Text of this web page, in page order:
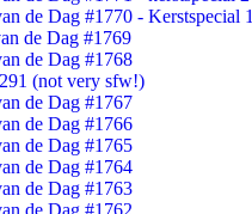
de Dag #1770 - Kerstspecial 1
de Dag #1769
de Dag #1768
(not very sfw!)
de Dag #1767
de Dag #1766
de Dag #1765
de Dag #1764
de Dag #1763
de Dag #1762